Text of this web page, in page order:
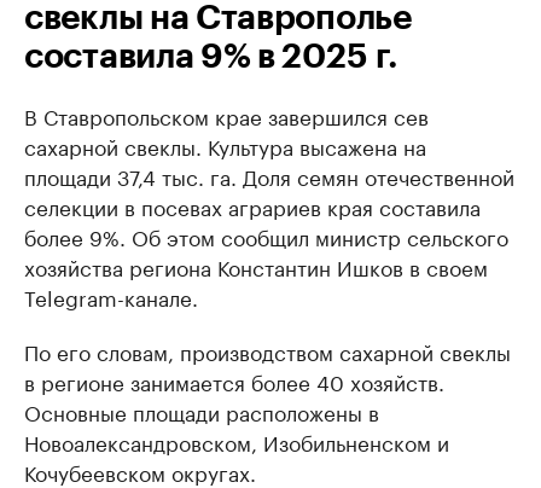
свеклы на Ставрополье
составила 9% в 2025 г.
В Ставропольском крае завершился сев
сахарной свеклы. Культура высажена на
площади 37,4 тыс. га. Доля семян отечественной
селекции в посевах аграриев края составила
более 9%. Об этом сообщил министр сельского
хозяйства региона Константин Ишков в своем
Telegram-канале.
По его словам, производством сахарной свеклы
в регионе занимается более 40 хозяйств.
Основные площади расположены в
Новоалександровском, Изобильненском и
Кочубеевском округах.